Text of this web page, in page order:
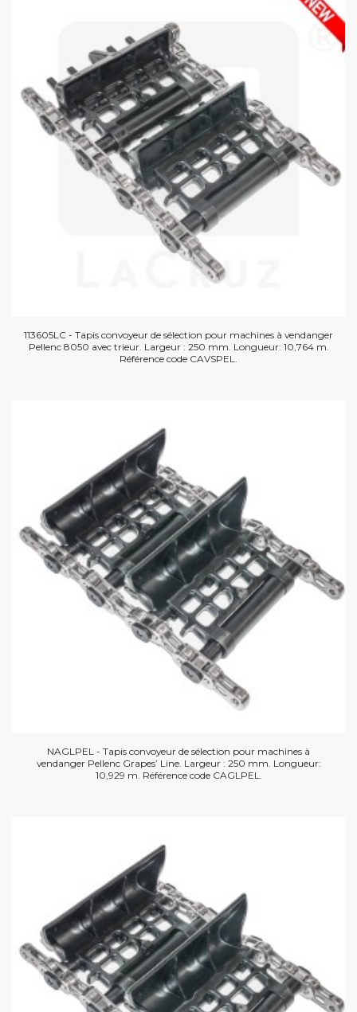
113605LC - Tapis convoyeur de sélection pour machines à vendanger
Pellenc 8050 avec trieur. Largeur : 250 mm. Longueur: 10,764 m.
Référence code CAVSPEL.
NAGLPEL - Tapis convoyeur de sélection pour machines à
vendanger Pellenc Grapes’ Line. Largeur : 250 mm. Longueur:
10,929 m. Référence code CAGLPEL.